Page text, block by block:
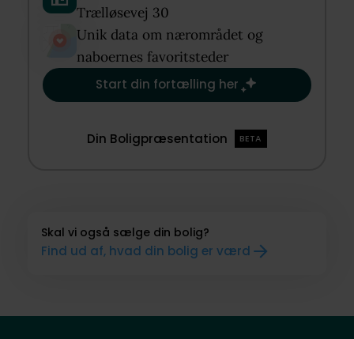
Trælløsevej 30​
Unik data om nærområdet og
naboernes favoritsteder​
Start din fortælling her
Din Boligpræsentation BETA
Skal vi også sælge din bolig?
Find ud af, hvad din bolig er værd